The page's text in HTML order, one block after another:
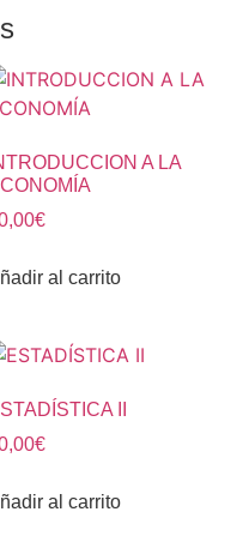
A LA
€
al carrito
II
€
al carrito